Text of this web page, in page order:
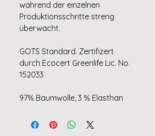
während der einzelnen
Produktionsschritte streng
überwacht.
GOTS Standard. Zertifizert
durch Ecocert Greenlife Lic. No.
152033
97% Baumwolle, 3 % Elasthan